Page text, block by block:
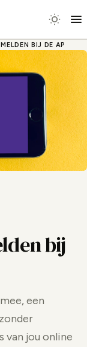
BIJ DE AP
bij
een
jou online